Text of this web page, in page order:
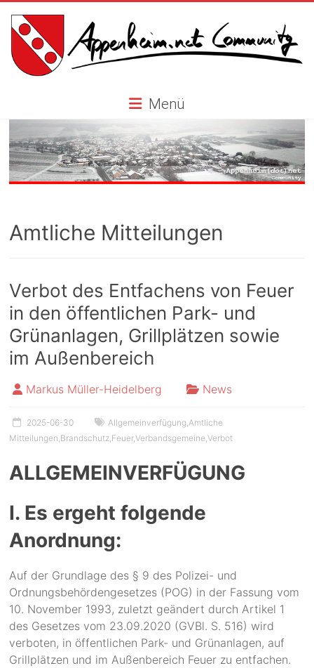
content
Appenheim.net
Community
Menü
Amtliche Mitteilungen
Verbot des Entfachens von Feuer
in den öffentlichen Park- und
Grünanlagen, Grillplätzen sowie
im Außenbereich
Markus Müller-Heidelberg News
2025-06-30 Allgemeinverfügung Amtliche
Mitteilungen Brandschutz Feuer,Verbandsgemeine ,Verbot
ALLGEMEINVERFÜGUNG
I. Es ergeht folgende
Anordnung:
Auf der Grundlage des § 9 des Polizei- und
Ordnungsbehördengesetzes (POG) in der Fassung vom
10. November 1993, zuletzt geändert durch Artikel 1
des Gesetzes vom 23.09.2020 (GVBl. S. 516) wird
verboten, in öffentlichen Park- und Grünanlagen, auf
Grillplätzen und im Außenbereich Feuer zu entfachen.